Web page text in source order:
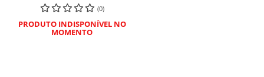
(0)
PRODUTO INDISPONÍVEL NO
MOMENTO